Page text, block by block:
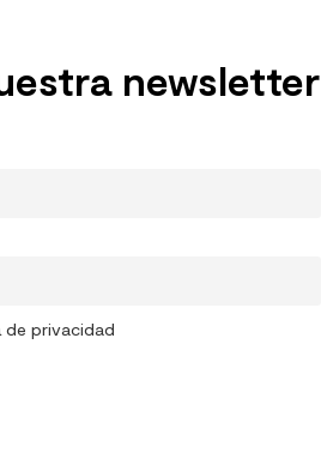
newsletter
de privacidad